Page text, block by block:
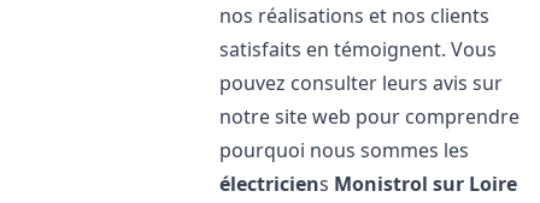
nos réalisations et nos clients
satisfaits en témoignent. Vous
pouvez consulter leurs avis sur
notre site web pour comprendre
pourquoi nous sommes les
électriciens Monistrol sur Loire